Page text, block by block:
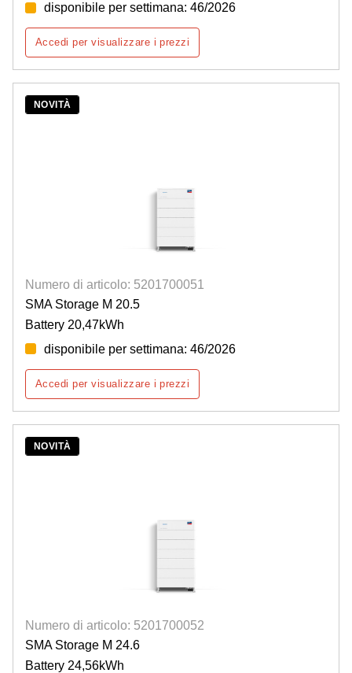
disponibile per settimana: 46/2026
Accedi per visualizzare i prezzi
NOVITÀ
Numero di articolo: 5201700051
SMA Storage M 20.5
Battery 20,47kWh
disponibile per settimana: 46/2026
Accedi per visualizzare i prezzi
NOVITÀ
Numero di articolo: 5201700052
SMA Storage M 24.6
Battery 24,56kWh